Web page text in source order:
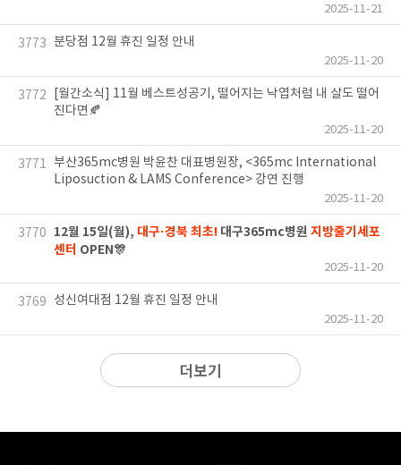
2025-11-21
3773 분당점 12월 휴진 일정 안내
2025-11-20
3772
[월간소식] 11월 베스트성공기, 떨어지는 낙엽처럼 내 살도 떨어
진다면🍂
2025-11-20
3771 부산365mc병원 박윤찬 대표병원장, <365mc International
Liposuction & LAMS Conference> 강연 진행
2025-11-20
3770 12월 15일(월), 대구·경북 최초! 대구365mc병원 지방줄기세포
센터 OPEN🎊
2025-11-20
3769 성신여대점 12월 휴진 일정 안내
2025-11-20
더보기